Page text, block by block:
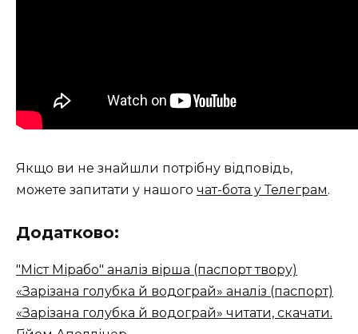
Якщо ви не знайшли потрібну відповідь,
можете запитати у нашого чат-бота у Телеграм.
Додатково:
"Міст Мірабо" аналіз вірша (паспорт твору)
«Зарізана голубка й водограй» аналіз (паспорт)
«Зарізана голубка й водограй» читати, скачати.